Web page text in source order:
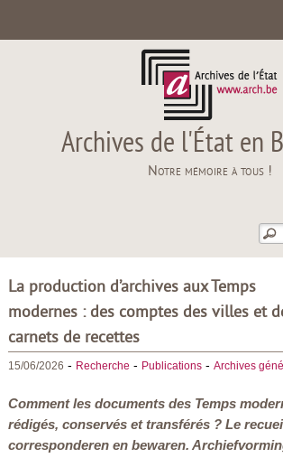
Archives de l'État en
Notre mémoire à tous !
La production d’archives aux Temps
modernes : des comptes des villes et
carnets de recettes
15/06/2026 - Recherche - Publications- Archives
Comment les documents des Temps
rédigés, conservés et transférés ? Le
corresponderen en bewaren.